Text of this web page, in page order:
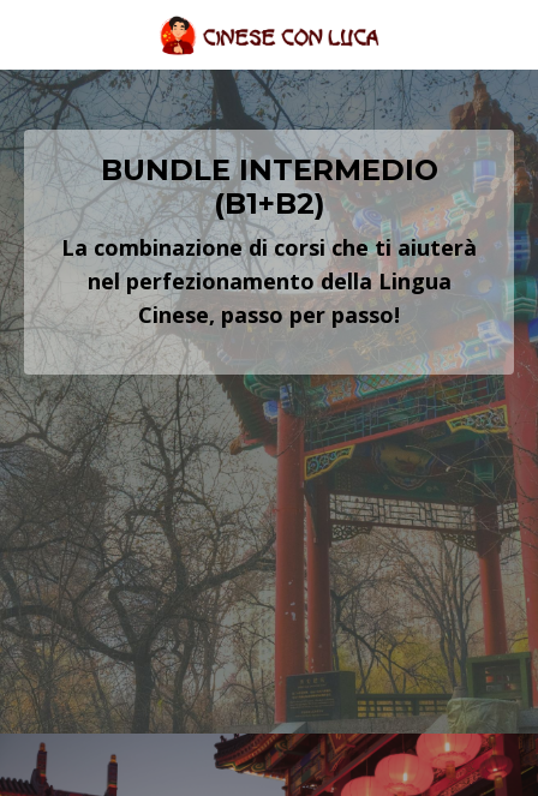
BUNDLE INTERMEDIO
(B1+B2)
La combinazione di corsi che ti aiuterà
nel perfezionamento della Lingua
Cinese, passo per passo!